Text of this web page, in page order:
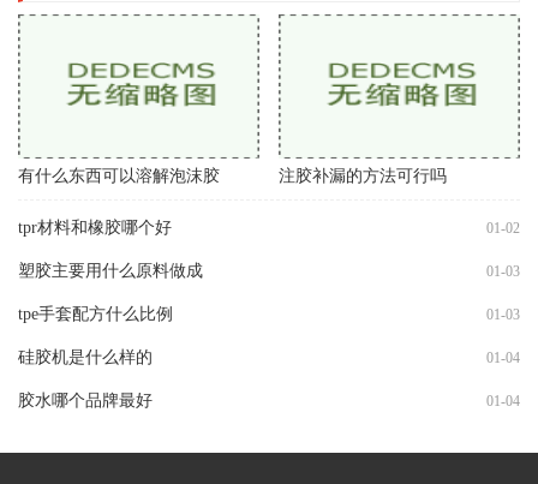
有什么东西可以溶解泡沫胶 注胶补漏的方法可行吗
tpr材料和橡胶哪个好 01-02
塑胶主要用什么原料做成 01-03
tpe手套配方什么比例 01-03
硅胶机是什么样的 01-04
胶水哪个品牌最好 01-04